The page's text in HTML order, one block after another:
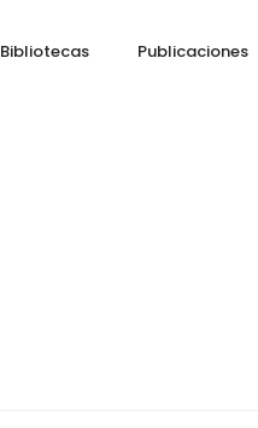
Bibliotecas Publicaciones